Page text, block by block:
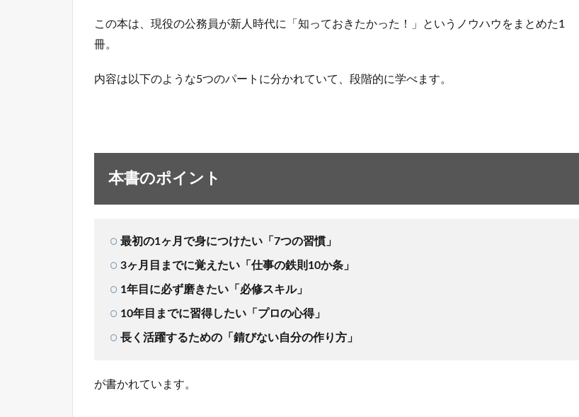
この本は、現役の公務員が新人時代に「知っておきたかった！」というノウハウをまとめた1
冊。
内容は以下のような5つのパートに分かれていて、段階的に学べます。
本書のポイント
最初の1ヶ月で身につけたい「7つの習慣」
3ヶ月目までに覚えたい「仕事の鉄則10か条」
1年目に必ず磨きたい「必修スキル」
10年目までに習得したい「プロの心得」
長く活躍するための「錆びない自分の作り方」
が書かれています。